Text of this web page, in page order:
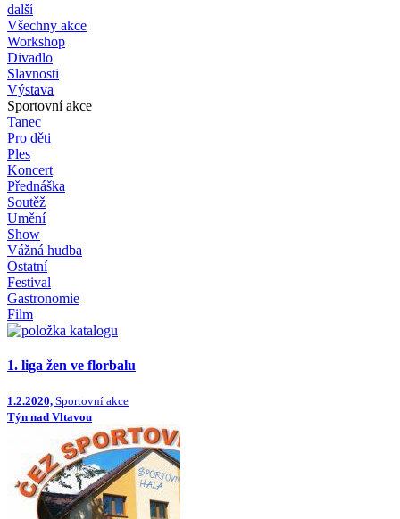
další
Všechny akce
Workshop
Divadlo
Slavnosti
Výstava
Sportovní akce
Tanec
Pro děti
Ples
Koncert
Přednáška
Soutěž
Umění
Show
Vážná hudba
Ostatní
Festival
Gastronomie
Film
1. liga žen ve florbalu
1.2.2020, Sportovní akce
Týn nad Vltavou